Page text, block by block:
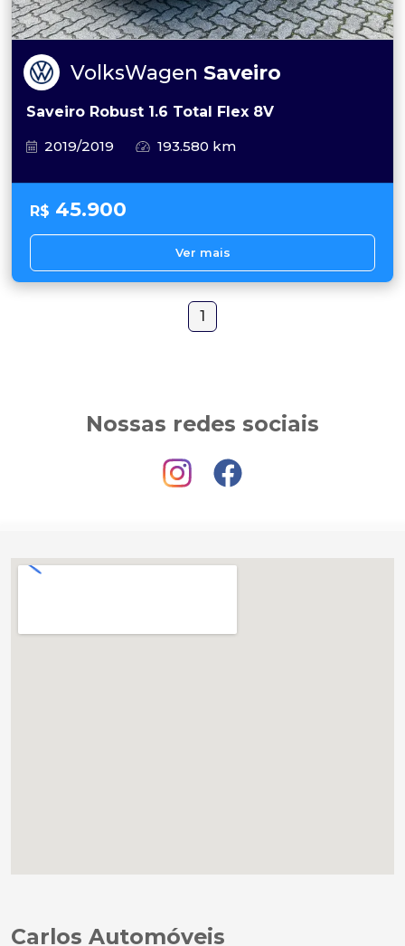
VolksWagen Saveiro
Saveiro Robust 1.6 Total Flex 8V
2019/2019
193.580 km
R$ 45.900
Ver mais
1
Nossas redes sociais
Carlos Automóveis